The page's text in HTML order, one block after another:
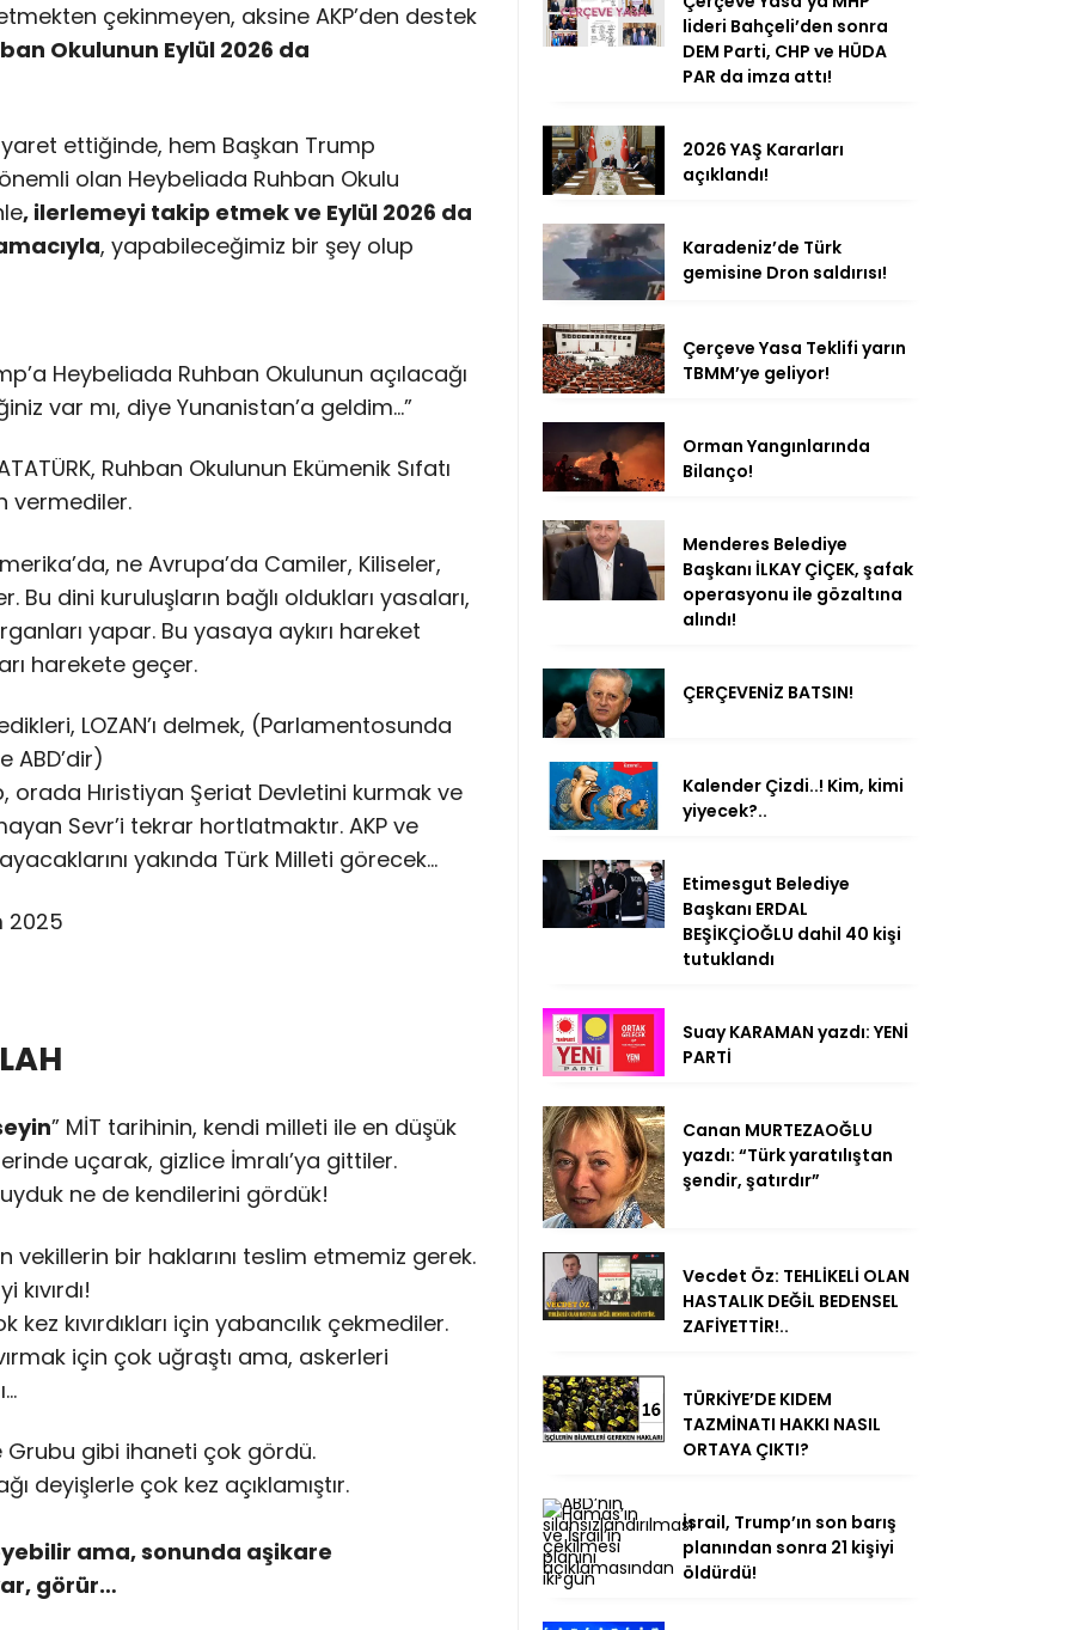
çekinmeyen, aksine AKP’den destek
Okulunun Eylül 2026 da
ettiğinde, hem Başkan Trump
olan Heybeliada Ruhban Okulu
, ilerlemeyi takip etmek ve Eylül 2026 da
, yapabileceğimiz bir şey olup
Heybeliada Ruhban Okulunun açılacağı
var mı, diye Yunanistan’a geldim…”
Ruhban Okulunun Ekümenik Sıfatı
vermediler.
ne Avrupa’da Camiler, Kiliseler,
dini kuruluşların bağlı oldukları yasaları,
yapar. Bu yasaya aykırı hareket
harekete geçer.
LOZAN’ı delmek, (Parlamentosunda
ABD’dir)
orada Hıristiyan Şeriat Devletini kurmak ve
Sevr’i tekrar hortlatmaktır. AKP ve
yakında Türk Milleti görecek…
2025
” MİT tarihinin, kendi milleti ile en düşük
uçarak, gizlice İmralı’ya gittiler.
ne de kendilerini gördük!
vekillerin bir haklarını teslim etmemiz gerek.
kıvırdıkları için yabancılık çekmediler.
için çok uğraştı ama, askerleri
Grubu gibi ihaneti çok gördü.
deyişlerle çok kez açıklamıştır.
ama, sonunda aşikare
görür…
lideri Bahçeli’den sonra
DEM Parti, CHP ve HÜDA
PAR da imza attı!
2026 YAŞ Kararları
açıklandı!
Karadeniz’de Türk
gemisine Dron saldırısı!
Çerçeve Yasa Teklifi yarın
TBMM’ye geliyor!
Orman Yangınlarında
Bilanço!
Menderes Belediye
Başkanı İLKAY ÇİÇEK, şafak
operasyonu ile gözaltına
alındı!
ÇERÇEVENİZ BATSIN!
Kalender Çizdi..! Kim, kimi
yiyecek?..
Etimesgut Belediye
Başkanı ERDAL
BEŞİKÇİOĞLU dahil 40 kişi
tutuklandı
Suay KARAMAN yazdı: YENİ
PARTİ
Canan MURTEZAOĞLU
yazdı: “Türk yaratılıştan
şendir, şatırdır”
Vecdet Öz: TEHLİKELİ OLAN
HASTALIK DEĞİL BEDENSEL
ZAFİYETTİR!..
TÜRKİYE’DE KIDEM
TAZMİNATI HAKKI NASIL
ORTAYA ÇIKTI?
İsrail, Trump’ın son barış
planından sonra 21 kişiyi
öldürdü!